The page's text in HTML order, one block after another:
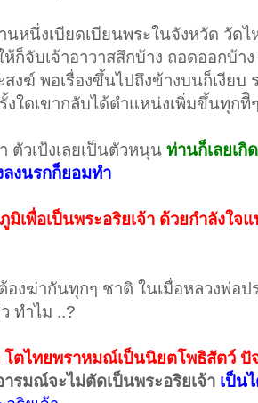
นหนึ่งเบียดเบียนพระในจังหวัด วัด
ก็จับเจ้าอาวาสสึกบ้าง ถอดออกบ้า
งฆ์ พอเรื่องขึ้นไปถึงข้างบนก็เงีย
งใดเขากลับได้ตำแหน่งเพิ่มขึ้นทุกทีิๆ
ตัวเป้งเลยเป็นตัวหนุน ท่านก็เลยเกิ
งนรกก็ยอมทำ
มิเพื่อเป็นพระอริยเจ้า ด้วยกำลังใจ
องฆ่ากันทุกๆ ชาติ ในเมื่อหลวงพ่อ
ทำไม ..?
ตไทยพราหมณ์เป็นนิยตโพธิสัตว์ ปั
มณ์จะไม่ตัดเป็นพระอริยเจ้า เป็น